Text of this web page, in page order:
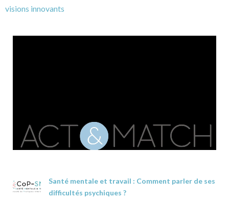
visions innovants
Santé mentale et travail : Comment parler de ses
difficultés psychiques ?